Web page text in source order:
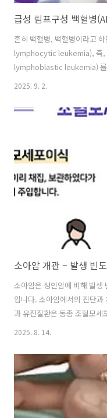
급성 림프구성 백혈병
흔히 백혈병, 백혈병이라고
lymphocytic leukemia), 즉,
lymphoblastic leukemia) 를
이 질환은, 소아 악성 종양 중
(lymphocyte)가 비정상적으
혈이 발생하면, 창백, 무기력,
는 멍, 점막출혈, 코피(50%에
2025. 9. 2.
소아암 개관 – 발생 빈
소아암은 성인암에 비해 발생
입니다. 소아암에서의 진단
과 유전질환은 동종 조혈모세
다. 소아암 발생 빈도는 성인
위: 신경모세포종 5위: 연부
서 혈액암을 제외하여 고형암
종 3위: Wilm’s 종양 4위: 연
장 흔하게 발생합니다. 이중
Hematopoietic Stem Ce..
2025. 8. 14.